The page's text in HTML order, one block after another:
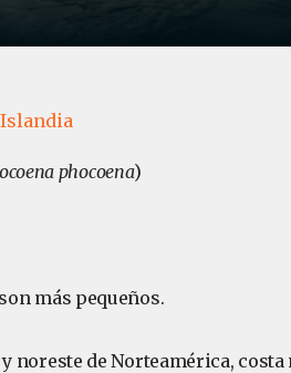
Islandia
phocoena)
más pequeños.
noreste de Norteamérica,